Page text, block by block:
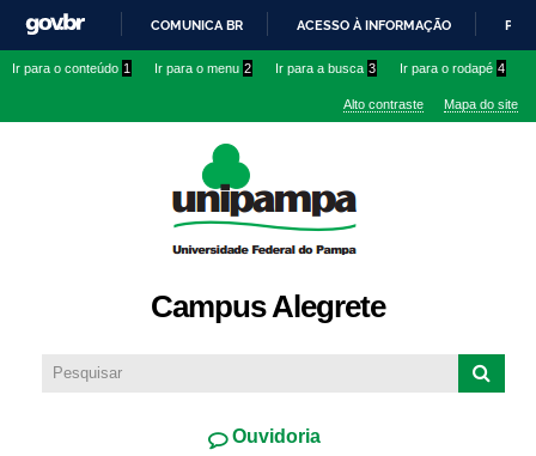
conteúdo
IR
O
COMUNICA BR ACESSO À INFORMAÇÃO
Ir para o conteúdo 1 Ir para o menu 2 Ir para a busca 3 Ir para o rodapé 4
Alto contraste Mapa do site
Campus Alegrete
Ouvidoria